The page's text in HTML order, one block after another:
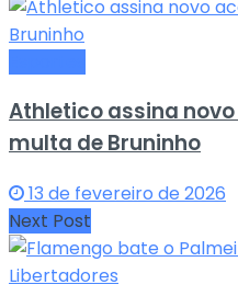
Athletico assina
multa de Bruninho
13 de fevereiro de 2026
Next Post